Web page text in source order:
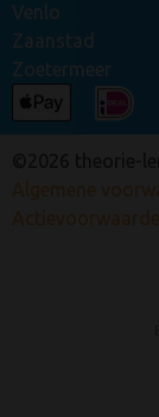
Venlo
Zaanstad
Zoetermeer